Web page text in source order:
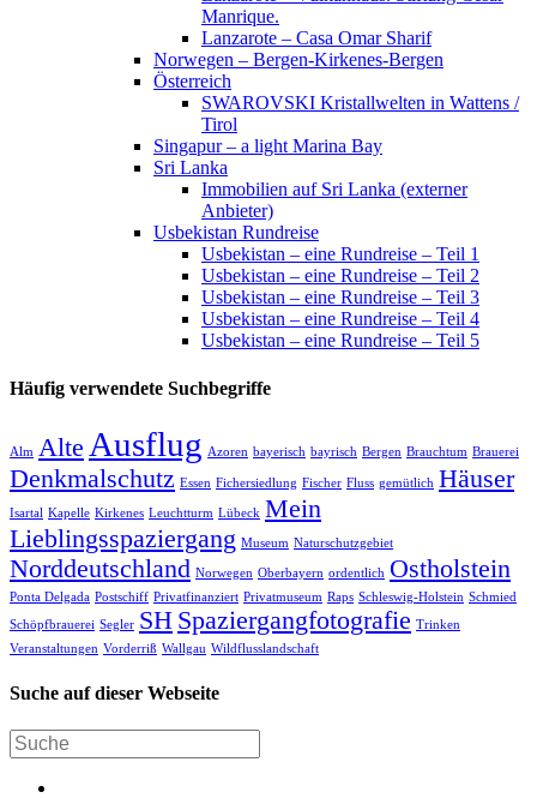
Manrique.
Lanzarote – Casa Omar Sharif
Norwegen – Bergen-Kirkenes-Bergen
Österreich
SWAROVSKI Kristallwelten in Wattens /
Tirol
Singapur – a light Marina Bay
Sri Lanka
Immobilien auf Sri Lanka (externer
Anbieter)
Usbekistan Rundreise
Usbekistan – eine Rundreise – Teil 1
Usbekistan – eine Rundreise – Teil 2
Usbekistan – eine Rundreise – Teil 3
Usbekistan – eine Rundreise – Teil 4
Usbekistan – eine Rundreise – Teil 5
Häufig verwendete Suchbegriffe
Alm Alte Ausflug Azoren bayerisch bayrisch Bergen Brauchtum Brauerei
Denkmalschutz Essen Fichersiedlung Fischer Fluss gemütlich Häuser
Isartal Kapelle Kirkenes Leuchtturm Lübeck Mein
Lieblingsspaziergang Museum Naturschutzgebiet
Norddeutschland Norwegen Oberbayern ordentlich Ostholstein
Ponta Delgada Postschiff Privatfinanziert Privatmuseum Raps Schleswig-Holstein Schmied
Schöpfbrauerei Segler SH Spaziergangfotografie Trinken
Veranstaltungen Vorderriß Wallgau Wildflusslandschaft
Suche auf dieser Webseite